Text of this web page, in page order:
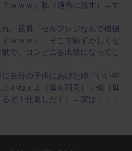
？ｗｗｗ』私（適当に流す）→す
れ」店員『セルフレジなんで機械
すｗｗｗ』→そこで恥ずかしくな
で、コンビニを出禁になってし
自分の子供にあげた姉「いい年
じゃねぇよ（母も同意）」俺（母
るぞ！仕返しだ！）→実は・・・